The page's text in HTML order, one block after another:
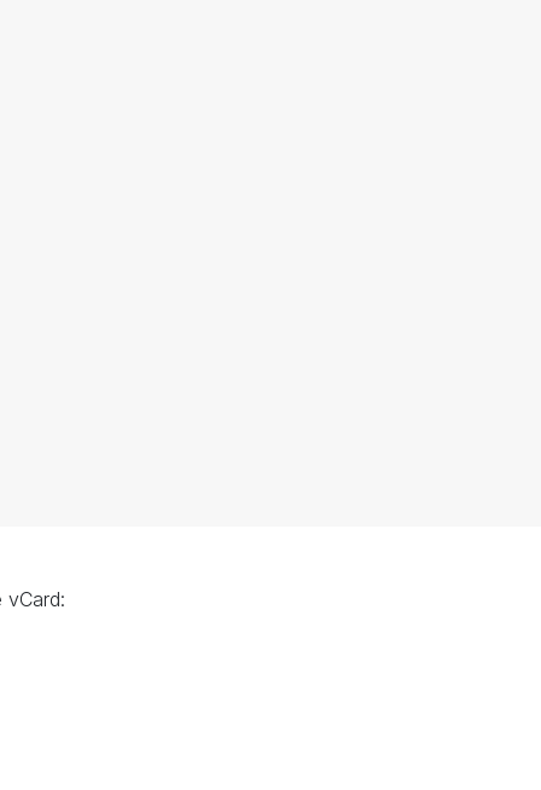
vCard: